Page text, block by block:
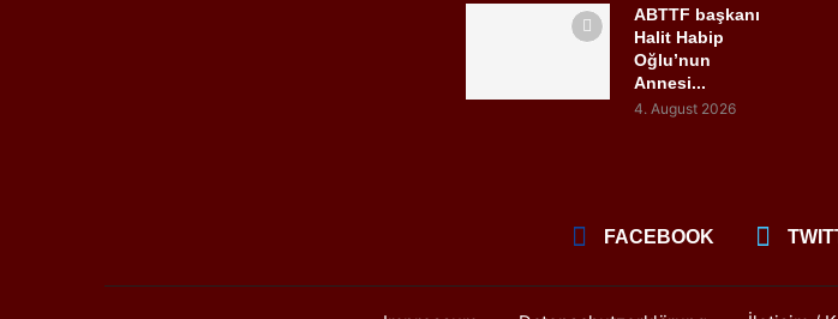
ABTTF başkanı
Halit Habip
Oğlu’nun
Annesi...
4. August 2026
FACEBOOK